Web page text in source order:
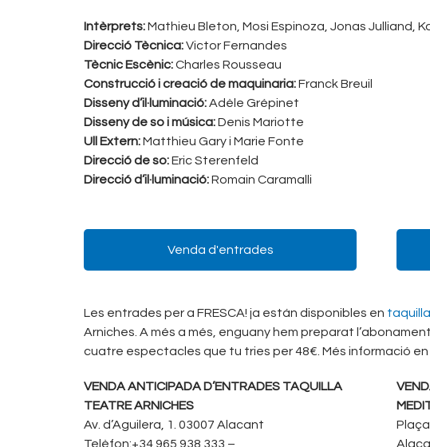
Intèrprets:Mathieu Bleton, Mosi Espinoza, Jonas Julliand,
Direcció Tècnica:Victor Fernandes
Tècnic Escènic:Charles Rousseau
Construcció i creació de maquinaria:Franck Breuil
Disseny d’il·luminació:Adèle Grépinet
Disseny de so i música:Denis Mariotte
Ull Extern:Matthieu Gary i Marie Fonte
Direcció de so:Eric Sterenfeld
Direcció d’il·luminació:Romain Caramalli
Venda d'entrades
Les entrades per a FRESCA! ja están disponibles en
Arniches. A més a més, enguany hem preparat l’abonament
cuatre espectacles que tu tries per 48€. Més informació en
VENDA ANTICIPADA D’ENTRADES TAQUILLA
TEATRE ARNICHES
Av. d’Aguilera, 1. 03007 Alacant
Telèfon:+34 965 938 333 –